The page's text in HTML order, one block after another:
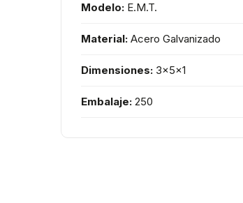
Modelo: E.M.T.
Material: Acero Galvanizado
Dimensiones: 3x5x1
Embalaje: 250